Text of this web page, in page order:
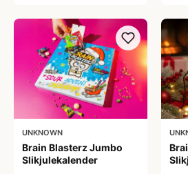
UNKNOWN
Brain Blasterz Jumbo
Slikjulekalender